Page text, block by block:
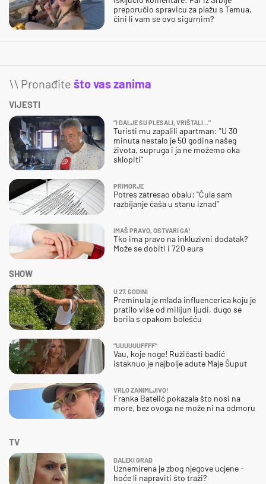
preporučio spravicu za plažu s Temua,
čini li vam se ovo sigurnim?
\\ Pronađite što vas zanima
VIJESTI
"I DALJE SU PLESALI, VRIŠTALI..."
Turisti mu zapalili apartman: "U 30
minuta nestalo je 50 godina našeg
života, supruga i ja ne možemo oka
sklopiti"
PRIMORJE
Potres zatresao obalu: "Čula sam
razbijanje čaša u stanu iznad"
IMAŠ PRAVO, OSTVARI GA!
Tko ima pravo na inkluzivni dodatak?
Može se dobiti i 720 eura
SHOW
U 27. GODINI
Preminula je mlada influencerica koju je
pratilo više od milijun ljudi, dugo se
borila s opakom bolešću
"UUUUUUFFFF"
Vau, koje noge! Ružičasti badić
istaknuo je najbolje adute Maje Šuput
VRLO ZANIMLJIVO!
Franka Batelić pokazala što nosi na
more, bez ovoga ne može ni na odmoru
TV
DALEKI GRAD
Uznemirena je zbog njegove ucjene -
hoće li napraviti što traži?